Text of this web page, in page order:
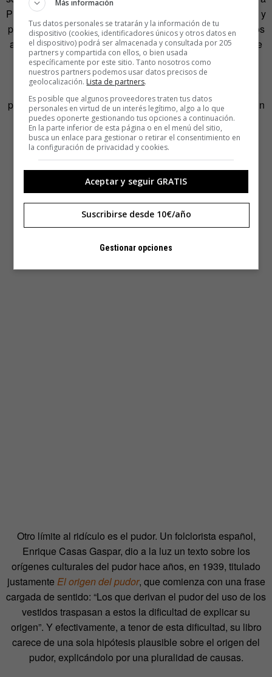
Picasso en su Málaga natal? Pues sí, pintando bodegones y
paisajes sin sacar los pies del plato. Le seguimos los pasos
a Barcelona, y ya es modernista. No se trata de una simple
evolución motivada por la edad. Es también el afán de
aventura que va in crescendo hasta llegar al París del
Bateau Lavoir. Allá,Picasso, el joven malagueño errante,
pierde los frenos del ridículo y deja volar su imaginación sin
respeto a las normas que impone la prudencia.
Otro límite al ridículo es el pudor. Un folclorista español,
Enrique Casas Gaspar, dio a la luz un texto sobre los
orígenes culturales del pudor hace años, en 1939, titulado
justamente El origen del pudor, que comienza con una frase
cargada de sentido: “Los que derivan el pudor del uso de los
vestidos traspasan a estos la dificultad de explicar su
origen”. Y efectivamente, a tenor de esta dificultad, su libro
carece de una sola hipótesis plausible sobre el origen del
pudor, explicándolo por una pluralidad de causas.
Más información
Tus datos personales se tratarán y la información de tu
dispositivo (cookies, identificadores únicos y otros datos en
el dispositivo) podrá ser almacenada y consultada por 205
partners y compartida con ellos, o bien usada
específicamente por este sitio. Tanto nosotros como
nuestros partners podemos usar datos precisos de
geolocalización. Lista de partners.
Es posible que algunos proveedores traten tus datos
personales en virtud de un interés legítimo, algo a lo que
puedes oponerte gestionando tus opciones a continuación.
En la parte inferior de esta página o en el menú del sitio,
busca un enlace para gestionar o retirar el consentimiento en
la configuración de privacidad y cookies.
Aceptar y seguir GRATIS
Suscribirse desde 10€/año
Gestionar opciones